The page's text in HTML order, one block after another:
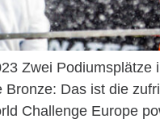
Zwei
Das ist die
Challenge Europe